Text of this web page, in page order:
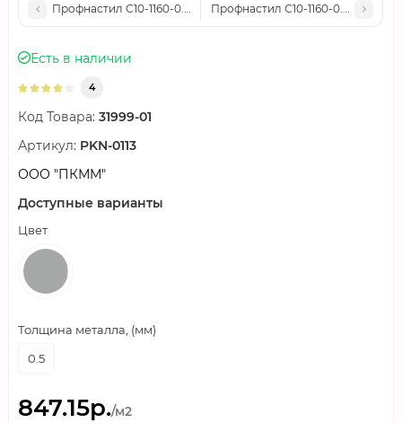
Профнастил С10-1160-0.5 RAL9003 NormanПрофнастил С10-1160-0.5 RR32
Есть в наличии
4
Код Товара: 31999-01
Артикул: PKN-0113
ООО "ПКММ"
Доступные варианты
Цвет
Толщина металла, (мм)
0.5
847.15р./м2